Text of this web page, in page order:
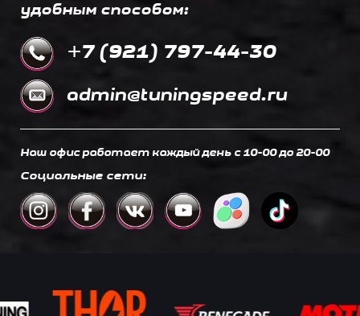
удобным способом:
+7 (921) 797-44-30
admin@tuningspeed.ru
Наш офис работает каждый день c 10-00 до 20-00
Социальные сети: